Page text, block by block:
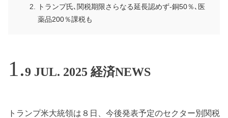
トランプ氏､関税期限さらなる延長認めず-銅50％､医
薬品200％課税も
9 JUL. 2025 経済NEWS
トランプ米大統領は８日、今後発表予定のセクター別関税